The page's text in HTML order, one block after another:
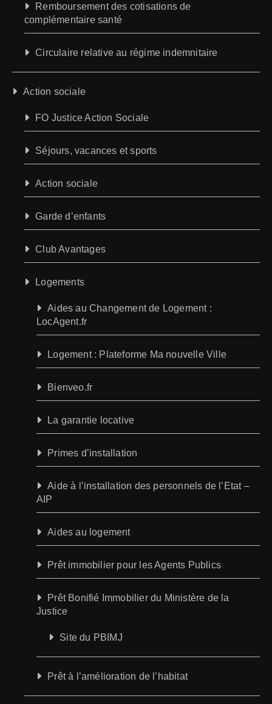
Remboursement des cotisations de
complémentaire santé
Circulaire relative au régime indemnitaire
Action sociale
FO Justice Action Sociale
Séjours, vacances et sports
Action sociale
Garde d’enfants
Club Avantages
Logements
Aides au Changement de Logement :
LocAgent.fr
Logement : Plateforme Ma nouvelle Ville
Bienveo.fr
La garantie locative
Primes d’installation
Aide à l’installation des personnels de l’Etat –
AIP
Aides au logement
Prêt immobilier pour les Agents Publics
Prêt Bonifié Immobilier du Ministère de la
Justice
Site du PBIMJ
Prêt à l’amélioration de l’habitat